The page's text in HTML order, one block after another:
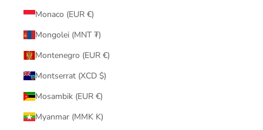
Monaco (EUR €)
Mongolei (MNT ₮)
Montenegro (EUR €)
Montserrat (XCD $)
Mosambik (EUR €)
Myanmar (MMK K)